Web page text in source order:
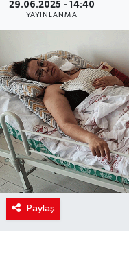
29.06.2025 - 14:40
YAYINLANMA
Paylaş